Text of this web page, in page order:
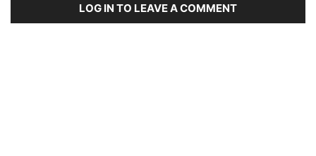
LOG IN TO LEAVE A COMMENT